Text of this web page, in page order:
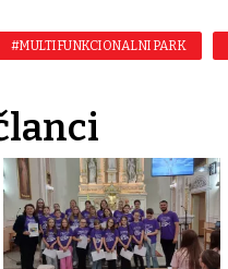
#MULTIFUNKCIONALNI PARK